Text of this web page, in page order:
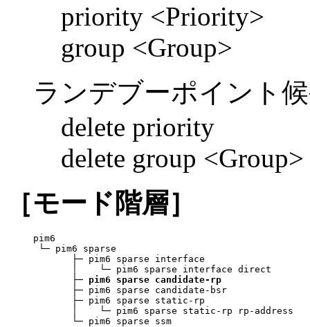
priority <Priority>
group <Group>
ランデブーポイント
delete priority
delete group <Group>
［モード階層］
pim6
└─ pim6 sparse
       ├─ pim6 sparse interface
       │    └─ pim6 sparse interface direct
       ├─
pim6 sparse candidate-rp
       ├─ pim6 sparse candidate-bsr
       ├─ pim6 sparse static-rp
       │    └─ pim6 sparse static-rp rp-address
       └─ pim6 sparse ssm